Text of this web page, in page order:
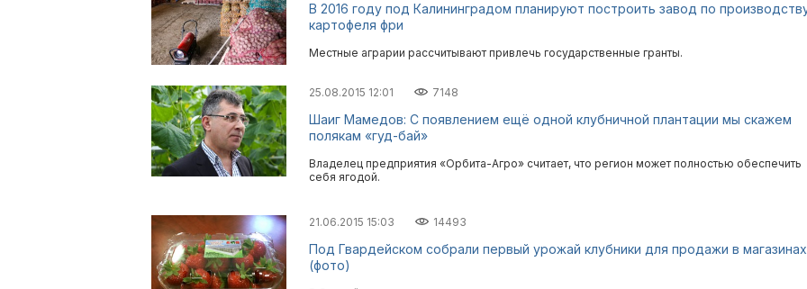
В 2016 году под Калининградом планируют построить завод по
картофеля фри
Местные аграрии рассчитывают привлечь государственные гранты.
25.08.2015 12:01 7148
Шаиг Мамедов: С появлением ещё одной клубничной плантации мы скажем
полякам «гуд-бай»
Владелец предприятия «Орбита-Агро» считает, что регион может полностью обеспечить
себя ягодой.
21.06.2015 15:03 14493
Под Гвардейском собрали первый урожай клубники для продажи в магазинах
(фото)